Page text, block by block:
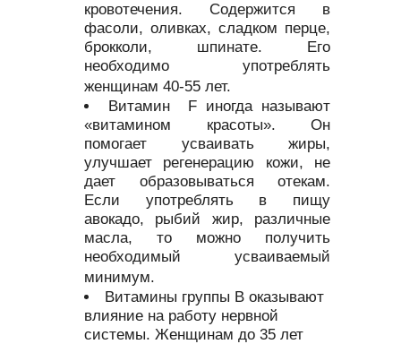
кровотечения. Содержится в
фасоли, оливках, сладком перце,
брокколи, шпинате. Его
необходимо употреблять
женщинам 40-55 лет.
Витамин F иногда называют
«витамином красоты». Он
помогает усваивать жиры,
улучшает регенерацию кожи, не
дает образовываться отекам.
Если употреблять в пищу
авокадо, рыбий жир, различные
масла, то можно получить
необходимый усваиваемый
минимум.
Витамины группы В оказывают
влияние на работу нервной
системы. Женщинам до 35 лет